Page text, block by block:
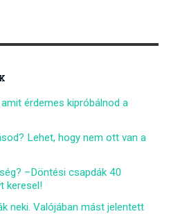
érdemes kipróbálnod a
Lehet, hogy nem ott van a
–Döntési csapdák 40
keresel!
neki. Valójában mást jelentett